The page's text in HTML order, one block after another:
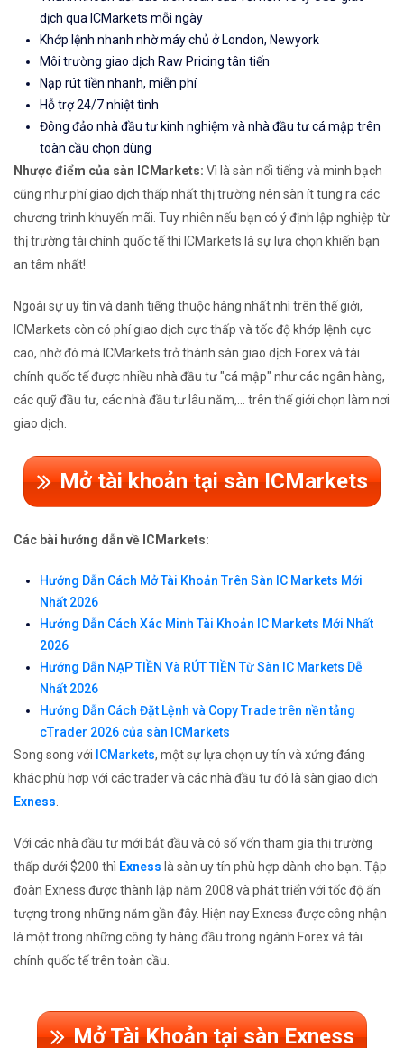
dịch qua ICMarkets mỗi ngày
Khớp lệnh nhanh nhờ máy chủ ở London, Newyork
Môi trường giao dịch Raw Pricing tân tiến
Nạp rút tiền nhanh, miễn phí
Hỗ trợ 24/7 nhiệt tình
Đông đảo nhà đầu tư kinh nghiệm và nhà đầu tư cá mập trên
toàn cầu chọn dùng
Nhược điểm của sàn ICMarkets: Vì là sàn nổi tiếng và minh bạch
cũng như phí giao dịch thấp nhất thị trường nên sàn ít tung ra các
chương trình khuyến mãi. Tuy nhiên nếu bạn có ý định lập nghiệp từ
thị trường tài chính quốc tế thì ICMarkets là sự lựa chọn khiến bạn
an tâm nhất!
Ngoài sự uy tín và danh tiếng thuộc hàng nhất nhì trên thế giới,
ICMarkets còn có phí giao dịch cực thấp và tốc độ khớp lệnh cực
cao, nhờ đó mà ICMarkets trở thành sàn giao dịch Forex và tài
chính quốc tế được nhiều nhà đầu tư "cá mập" như các ngân hàng,
các quỹ đầu tư, các nhà đầu tư lâu năm,... trên thế giới chọn làm nơi
giao dịch.
Mở tài khoản tại sàn ICMarkets
Các bài hướng dẫn về ICMarkets:
Hướng Dẫn Cách Mở Tài Khoản Trên Sàn IC Markets Mới
Nhất 2026
Hướng Dẫn Cách Xác Minh Tài Khoản IC Markets Mới Nhất
2026
Hướng Dẫn NẠP TIỀN Và RÚT TIỀN Từ Sàn IC Markets Dễ
Nhất 2026
Hướng Dẫn Cách Đặt Lệnh và Copy Trade trên nền tảng
cTrader 2026 của sàn ICMarkets
Song song với ICMarkets, một sự lựa chọn uy tín và xứng đáng
khác phù hợp với các trader và các nhà đầu tư đó là sàn giao dịch
Exness
Với các nhà đầu tư mới bắt đầu và có số vốn tham gia thị trường
thấp dưới $200 thì Exness là sàn uy tín phù hợp dành cho bạn. Tập
đoàn Exness được thành lập năm 2008 và phát triển với tốc độ ấn
tượng trong những năm gần đây. Hiện nay Exness được công nhận
là một trong những công ty hàng đầu trong ngành Forex và tài
chính quốc tế trên toàn cầu.
Mở Tài Khoản tại sàn Exness